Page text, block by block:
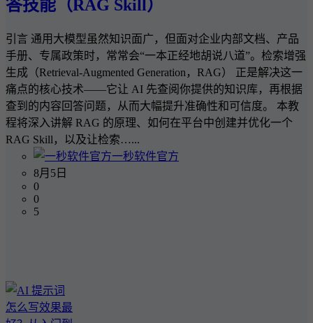
答技能（RAG Skill）
引言 通用大模型虽然知识面广，但面对企业内部文档、产品
手册、专属政策时，常常会“一本正经地胡说八道”。检索增强
生成（Retrieval-Augmented Generation，RAG） 正是解决这一
痛点的核心技术——它让 AI 先查阅你提供的知识库，再根据
查到的内容回答问题，从而大幅提升准确性和可信度。 本教
程将深入讲解 RAG 的原理、如何在平台中创建并优化一个
RAG Skill，以及让检索…...
一秒软件官方
8月5日
0
0
5